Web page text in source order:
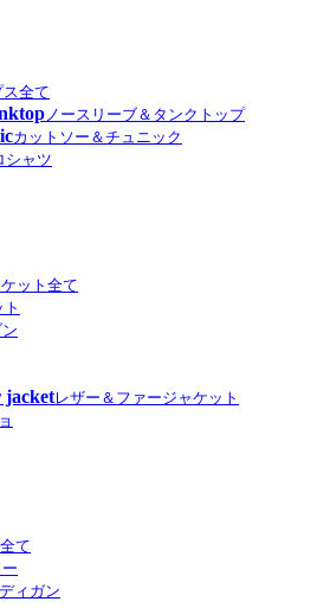
ス全て
ノースリーブ＆タンクトップ
カットソー＆チュニック
シャツ
ット全て
レザー＆ファージャケット
て
ィガン